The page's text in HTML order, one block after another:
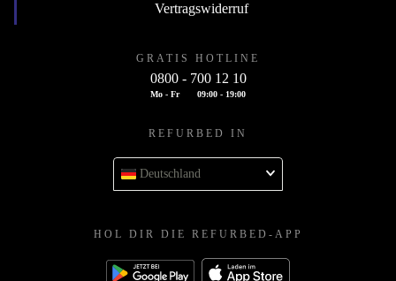
Vertragswiderruf
GRATIS HOTLINE
0800 - 700 12 10
Mo - Fr 09:00 - 19:00
REFURBED IN
Deutschland
HOL DIR DIE REFURBED-APP